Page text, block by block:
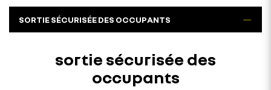
SORTIE SÉCURISÉE DES OCCUPANTS
sortie sécurisée des
occupants